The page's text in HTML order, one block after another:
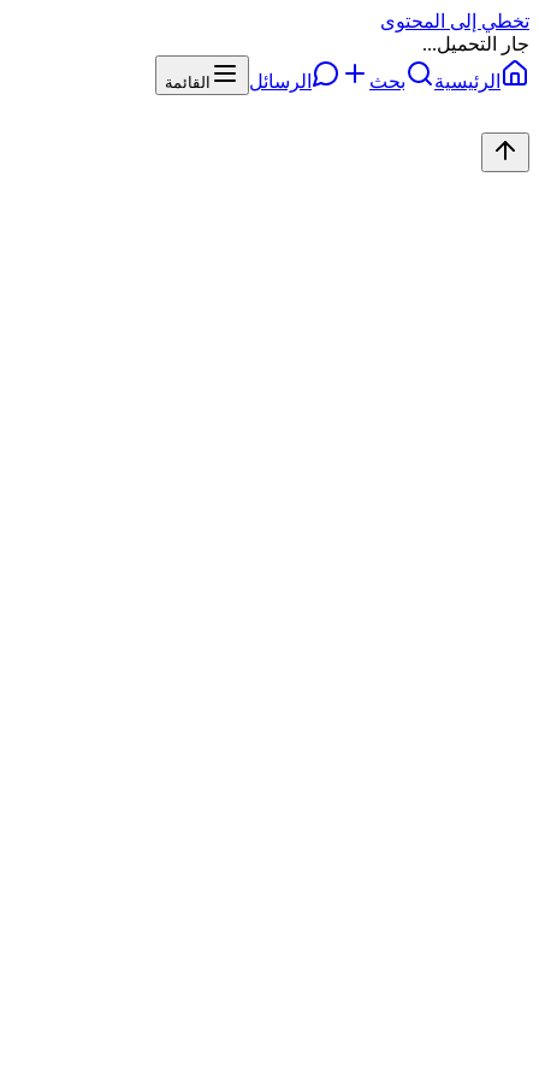
تخطي إلى المحتوى
جار التحميل...
الرئيسية
بحث الرسائل القائمة